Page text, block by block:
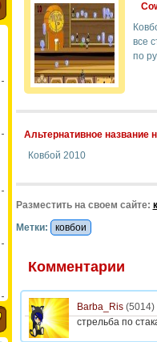
все
по
Альтернативное название
Ковбой 2010
Разместить на своем сайте:
Метки:
ковбои
Комментарии
Barba_Ris(5014)
стрельба по